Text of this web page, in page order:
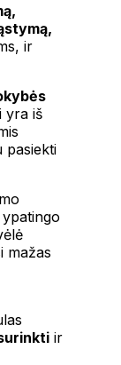
ir
yra iš
pasiekti
mažas
ir